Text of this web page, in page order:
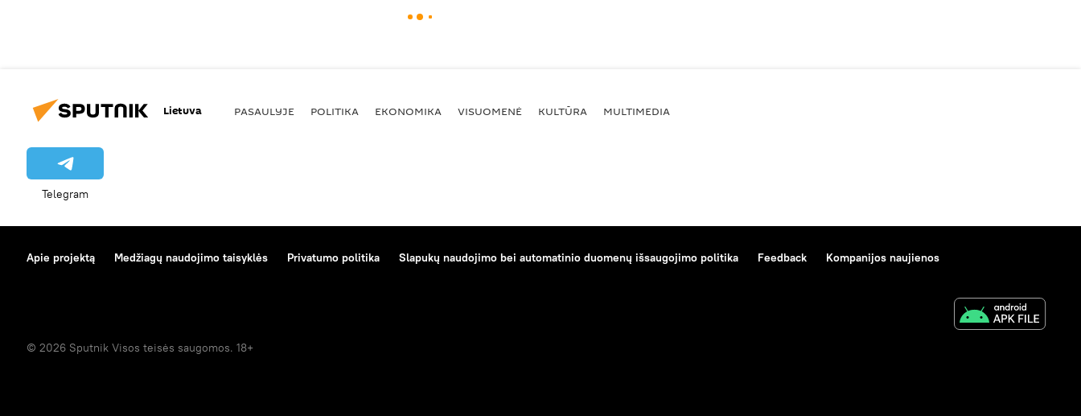
Lietuva PASAULYJE POLITIKA EKONOMIKA VISUOMENĖ KULTŪRA MULTIMEDIA
Telegram
Apie projektą Medžiagų naudojimo taisyklės Privatumo politika Slapukų naudojimo bei automatinio duomenų išsaugojimo politika Feedback Kompanijos naujienos
© 2026 Sputnik Visos teisės saugomos. 18+